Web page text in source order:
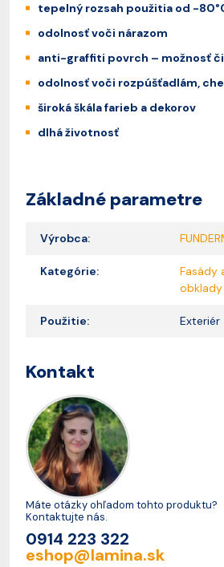
tepelný rozsah použitia od -
odolnosť voči nárazom
anti-graffiti povrch – možnosť
odolnosť voči rozpúšťadlám,
široká škála farieb a dekorov
dlhá životnosť
Základné parametre
Výrobca:
Kategórie:
Fasády
obklady
Použitie: Exteriér
Kontakt
Máte otázky ohľadom tohto produktu?
Kontaktujte nás.
0914 223 322
eshop@lamina.sk